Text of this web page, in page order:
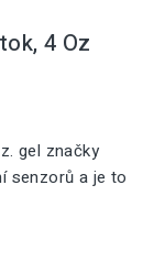
4 Oz
gel značky
senzorů a je to